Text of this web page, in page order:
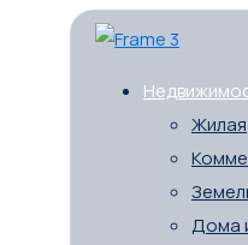
Жилая
Дома